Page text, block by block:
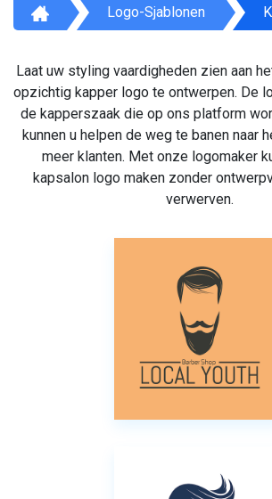
Logo-Sjablonen
Laat uw styling vaardigheden zien aan
opzichtig kapper logo te ontwerpen. De
de kapperszaak die op ons platform
kunnen u helpen de weg te banen naar
meer klanten. Met onze logomaker
kapsalon logo maken zonder
verwerven.